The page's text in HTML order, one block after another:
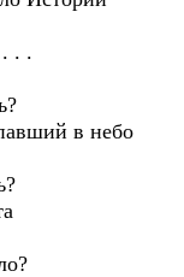
. . .
в небо